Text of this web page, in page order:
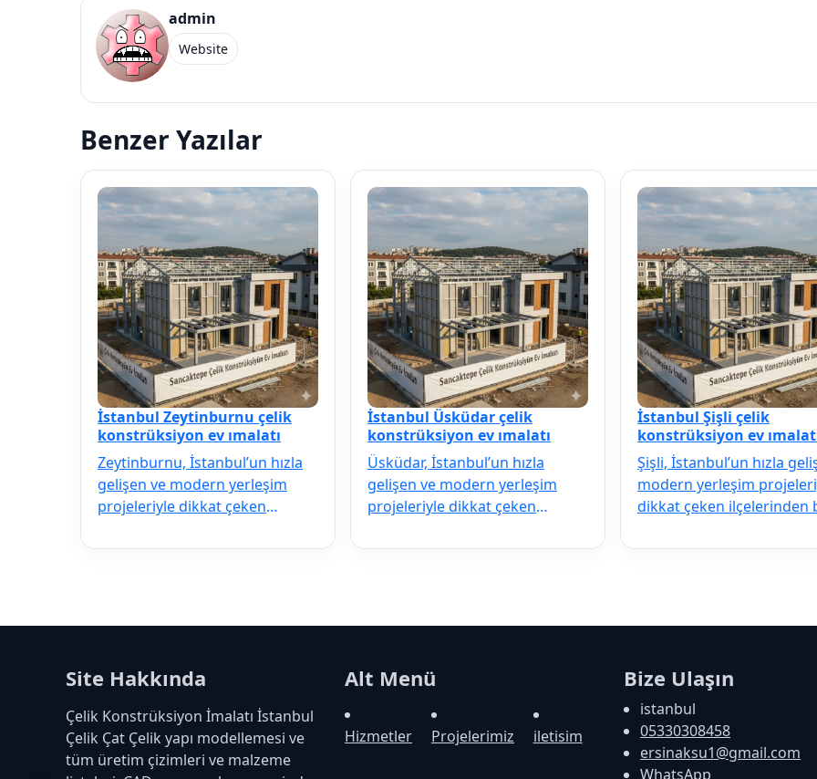
admin
Website
Benzer Yazılar
İstanbul Zeytinburnu çelik
konstrüksiyon ev ımalatı
Zeytinburnu, İstanbul’un hızla
gelişen ve modern yerleşim
projeleriyle dikkat çeken
riskine…
İstanbul Üsküdar çelik
konstrüksiyon ev ımalatı
Üsküdar, İstanbul’un hızla
gelişen ve modern yerleşim
projeleriyle dikkat çeken
riskine kar…
İstanbul Şişli çelik
konstrüksiyon ev
Şişli, İstanbul’un hızla
modern yerleşim
dikkat çeken ilçelerinden
Site Hakkında
Çelik Konstrüksiyon İmalatı İstanbul
Çelik Çat Çelik yapı modellemesi ve
tüm üretim çizimleri ve malzeme
Alt Menü
Hizmetler Projelerimiz iletisim
Bize Ulaşın
istanbul
05330308458
ersinaksu1@gmail.com
WhatsApp